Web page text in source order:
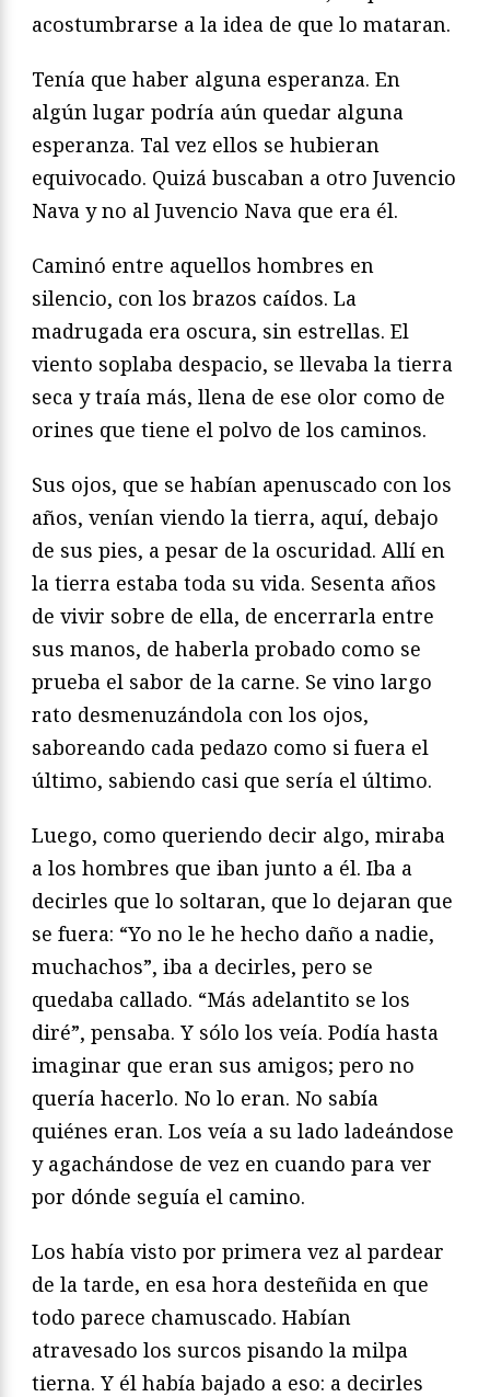
acostumbrarse a la idea de que lo mataran.
Tenía que haber alguna esperanza. En
algún lugar podría aún quedar alguna
esperanza. Tal vez ellos se hubieran
equivocado. Quizá buscaban a otro Juvencio
Nava y no al Juvencio Nava que era él.
Caminó entre aquellos hombres en
silencio, con los brazos caídos. La
madrugada era oscura, sin estrellas. El
viento soplaba despacio, se llevaba la tierra
seca y traía más, llena de ese olor como de
orines que tiene el polvo de los caminos.
Sus ojos, que se habían apenuscado con los
años, venían viendo la tierra, aquí, debajo
de sus pies, a pesar de la oscuridad. Allí en
la tierra estaba toda su vida. Sesenta años
de vivir sobre de ella, de encerrarla entre
sus manos, de haberla probado como se
prueba el sabor de la carne. Se vino largo
rato desmenuzándola con los ojos,
saboreando cada pedazo como si fuera el
último, sabiendo casi que sería el último.
Luego, como queriendo decir algo, miraba
a los hombres que iban junto a él. Iba a
decirles que lo soltaran, que lo dejaran que
se fuera: “Yo no le he hecho daño a nadie,
muchachos”, iba a decirles, pero se
quedaba callado. “Más adelantito se los
diré”, pensaba. Y sólo los veía. Podía hasta
imaginar que eran sus amigos; pero no
quería hacerlo. No lo eran. No sabía
quiénes eran. Los veía a su lado ladeándose
y agachándose de vez en cuando para ver
por dónde seguía el camino.
Los había visto por primera vez al pardear
de la tarde, en esa hora desteñida en que
todo parece chamuscado. Habían
atravesado los surcos pisando la milpa
tierna. Y él había bajado a eso: a decirles